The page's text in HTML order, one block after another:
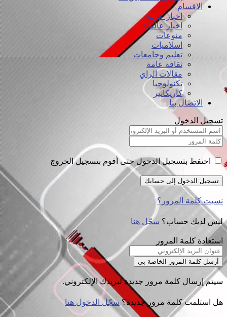
الاقسام
اخبار عربية
اخبار عالمية
منوعات
اسلاميات
تعليم وجامعات
ثقافة عامة
مقالات الراي
تكنولوجيا
كاريكاتير
الاتصال بنا
تسجيل الدخول
احتفظ بتسجيل الدخول حتى أقوم بتسجيل الخروج
نسيت كلمة المرور؟
ليس لديك حساب؟ سجّل هنا
استعادة كلمة المرور
سيتم إرسال كلمة مرور جديدة لبريدك الإلكتروني.
هل استلمت كلمة مرور جديدة؟ سجّل الدخول هنا